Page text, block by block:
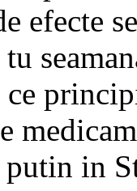
efecte
ce
in